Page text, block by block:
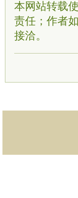
本网站转载
责任；作者
接洽。